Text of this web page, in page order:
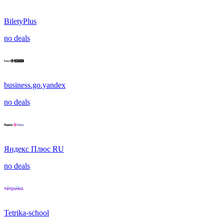
BiletyPlus
no deals
business.go.yandex
no deals
Яндекс Плюс RU
no deals
Tetrika-school